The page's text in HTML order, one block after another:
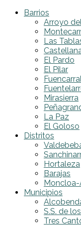
Barrios
Arroyo
Las
El Pardo
El Pilar
Mirasierra
La Paz
El Goloso
Distritos
Hortaleza
Barajas
Municipios
S.S. de
Tres